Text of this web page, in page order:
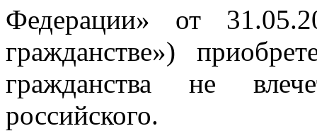
Федерации» от
гражданстве»)
гражданства не
российского.